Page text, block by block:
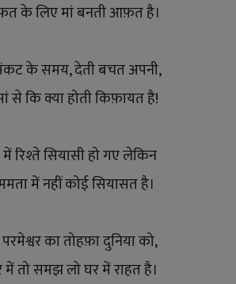
के लिए मां बनती आफ़त है।
के समय, देती बचत अपनी,
से कि क्या होती किफ़ायत है!
रिश्ते सियासी हो गए लेकिन
में नहीं कोई सियासत है।
का तोहफ़ा दुनिया को,
में तो समझ लो घर में राहत है।